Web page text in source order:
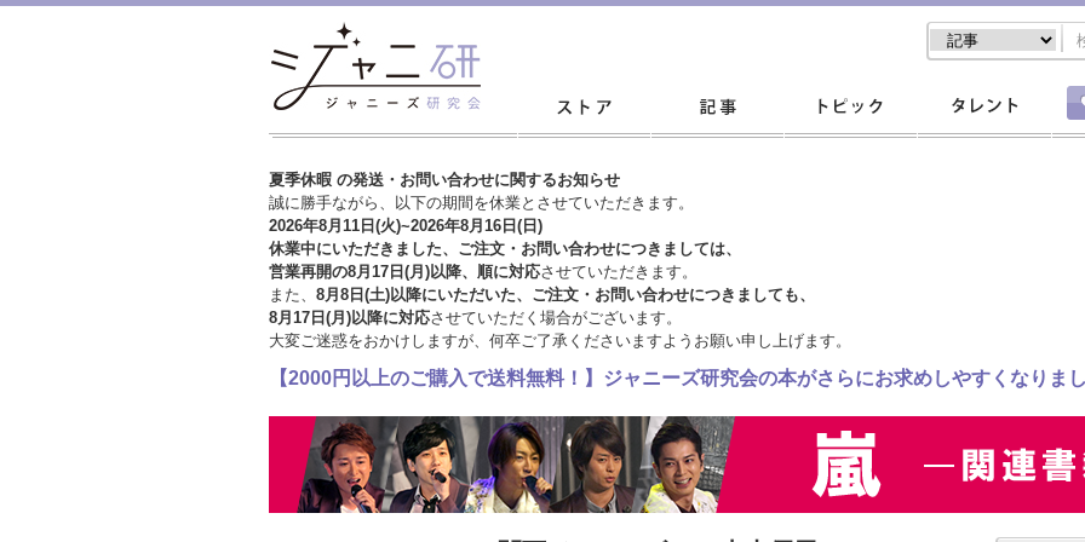
夏季休暇 の発送・お問い合わせに関するお知らせ
誠に勝手ながら、以下の期間を休業とさせていただきます。
2026年8月11日(火)~2026年8月16日(日)
休業中にいただきました、ご注文・お問い合わせにつきましては、
営業再開の8月17日(月)以降、順に対応させていただきます。
また、 8月8日(土)以降にいただいた、ご注文・ お問い合わせにつきましても、
8月17日(月)以降に対応させていただく場合がございます。
大変ご迷惑をおかけしますが、 何卒ご了承くださいますようお願い申し上げます。
【2000円以上のご購入で送料無料！】ジャニーズ研究会の本がさらにお求めしやすくなりま